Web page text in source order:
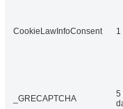
CookieLawInfoConsent 1
_GRECAPTCHA
5